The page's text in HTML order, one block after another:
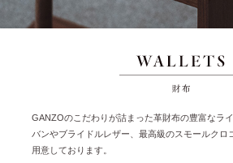
GANZOのこだわりが詰まった革財布の豊富なラ
バンやブライドルレザー、最高級のスモールクロ
用意しております。